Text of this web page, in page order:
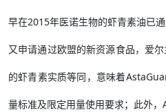
早在2015年医诺生物的虾青素油已
又申请通过欧盟的新资源食品，爱
的虾青素实质等同，意味着
量标准及限定用量使用要求；此外